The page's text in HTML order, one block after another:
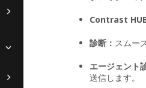
Contrast
診断： スムー
エージェント
送信します。